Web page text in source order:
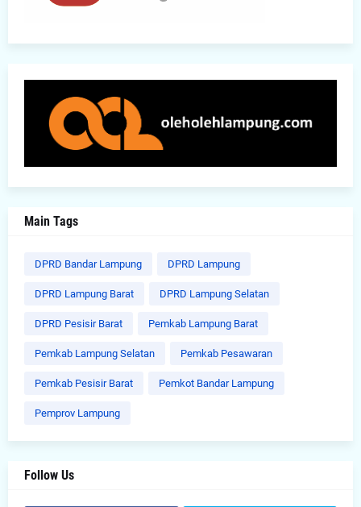
Main Tags
DPRD Bandar Lampung DPRD Lampung
DPRD Lampung Barat DPRD Lampung Selatan
DPRD Pesisir Barat Pemkab Lampung Barat
Pemkab Lampung Selatan Pemkab Pesawaran
Pemkab Pesisir Barat Pemkot Bandar Lampung
Pemprov Lampung
Follow Us